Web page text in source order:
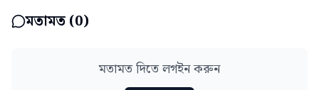
মতামত (0)
মতামত দিতে লগইন করুন